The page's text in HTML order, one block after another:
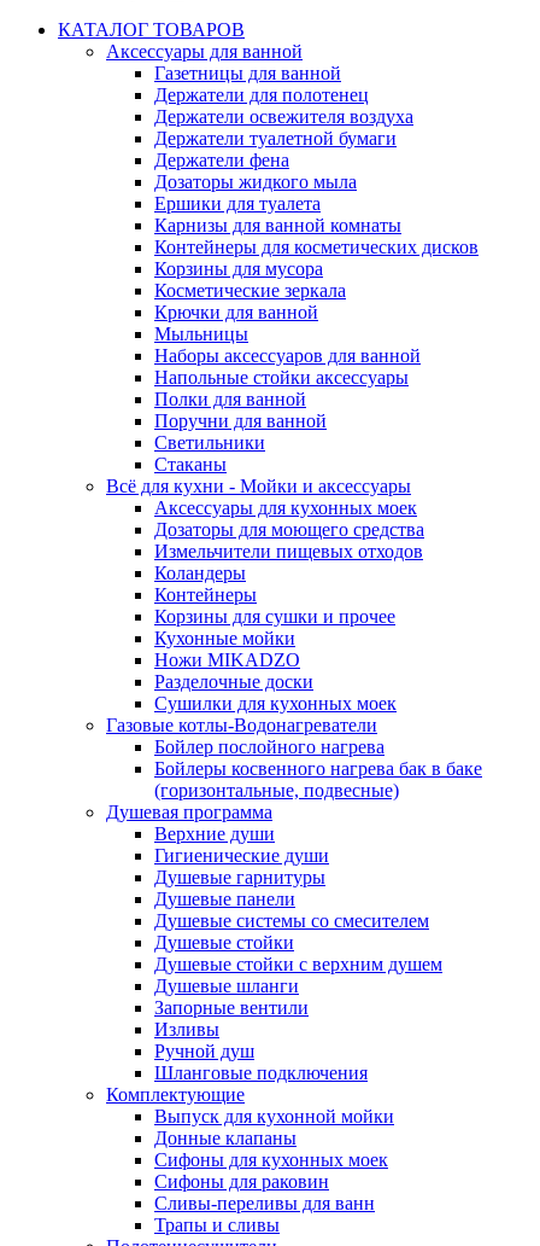
КАТАЛОГ ТОВАРОВ
Аксессуары для ванной
Газетницы для ванной
Держатели для полотенец
Держатели освежителя воздуха
Держатели туалетной бумаги
Держатели фена
Дозаторы жидкого мыла
Ершики для туалета
Карнизы для ванной комнаты
Контейнеры для косметических дисков
Корзины для мусора
Косметические зеркала
Крючки для ванной
Мыльницы
Наборы аксессуаров для ванной
Напольные стойки аксессуары
Полки для ванной
Поручни для ванной
Светильники
Стаканы
Всё для кухни - Мойки и аксессуары
Аксессуары для кухонных моек
Дозаторы для моющего средства
Измельчители пищевых отходов
Коландеры
Контейнеры
Корзины для сушки и прочее
Кухонные мойки
Ножи MIKADZO
Разделочные доски
Сушилки для кухонных моек
Газовые котлы-Водонагреватели
Бойлер послойного нагрева
Бойлеры косвенного нагрева бак в баке
(горизонтальные, подвесные)
Душевая программа
Верхние души
Гигиенические души
Душевые гарнитуры
Душевые панели
Душевые системы со смесителем
Душевые стойки
Душевые стойки с верхним душем
Душевые шланги
Запорные вентили
Изливы
Ручной душ
Шланговые подключения
Комплектующие
Выпуск для кухонной мойки
Донные клапаны
Сифоны для кухонных моек
Сифоны для раковин
Сливы-переливы для ванн
Трапы и сливы